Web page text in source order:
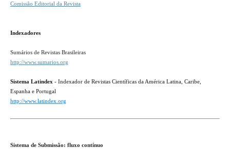
Comissão Editorial da Revista
Indexadores
Sumários de Revistas Brasileiras
http://www.sumarios.org
Sistema Latindex- Indexador de Revistas Científicas da América Latina, Caribe,
Espanha e Portugal
http://www.latindex.org
Sistema de Submissão: fluxo contínuo